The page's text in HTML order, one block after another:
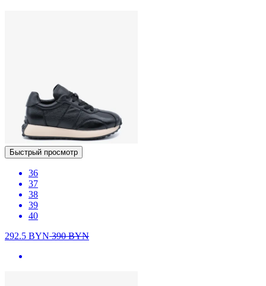
Быстрый просмотр
36
37
38
39
40
292.5 BYN390BYN